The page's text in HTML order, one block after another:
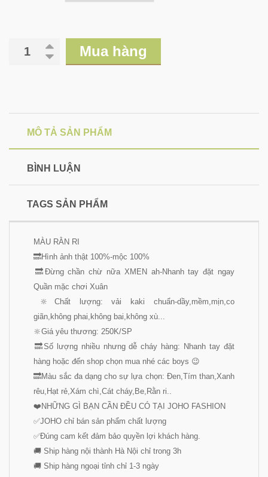
Mua hàng
MÔ TẢ SẢN PHẨM
BÌNH LUẬN
TAGS SẢN PHẨM
MÀU RẰN RI
🔜Hình ảnh thật 100%-mộc 100%
🔜Đừng chần chừ nữa XMEN ah-Nhanh tay đặt ngay
Quần mặc chơi Xuân
🔆Chất lượng: vải kaki chuẩn-dầy,mềm,mịn,co
giãn,không phai,không bai,không xù...
🔆Giá yêu thương: 250K/SP
🔜Số lượng nhiều nhưng dễ cháy hàng: Nhanh tay đặt
hàng hoặc đến shop chọn mua nhé các boys 😉
🔜Màu sắc đa dạng cho sự lựa chọn: Đen,Tím than,Xanh
rêu,Hạt rẻ,Xám chì,Cát cháy,Be,Rằn ri..
❤️NHỮNG GÌ BẠN CẦN ĐỀU CÓ TẠI JOHO FASHION
✅JOHO chỉ bán sản phẩm chất lượng
✅Đúng cam kết đảm bảo quyền lợi khách hàng.
🚚 Ship hàng nội thành Hà Nội chỉ trong 3h
🚚 Ship hàng ngoại tỉnh chỉ 1-3 ngày